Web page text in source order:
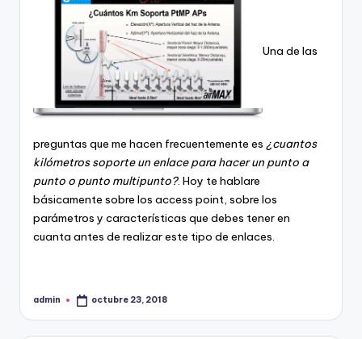
Una de las
preguntas que me hacen frecuentemente es ¿cuantos
kilómetros soporte un enlace para hacer un punto a
punto o punto multipunto?. Hoy te hablare
básicamente sobre los access point, sobre los
parámetros y características que debes tener en
cuanta antes de realizar este tipo de enlaces.
Publicado
admin octubre 23, 2018